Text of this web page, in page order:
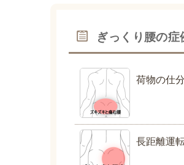
ぎっくり腰の症
荷物の仕
長距離運